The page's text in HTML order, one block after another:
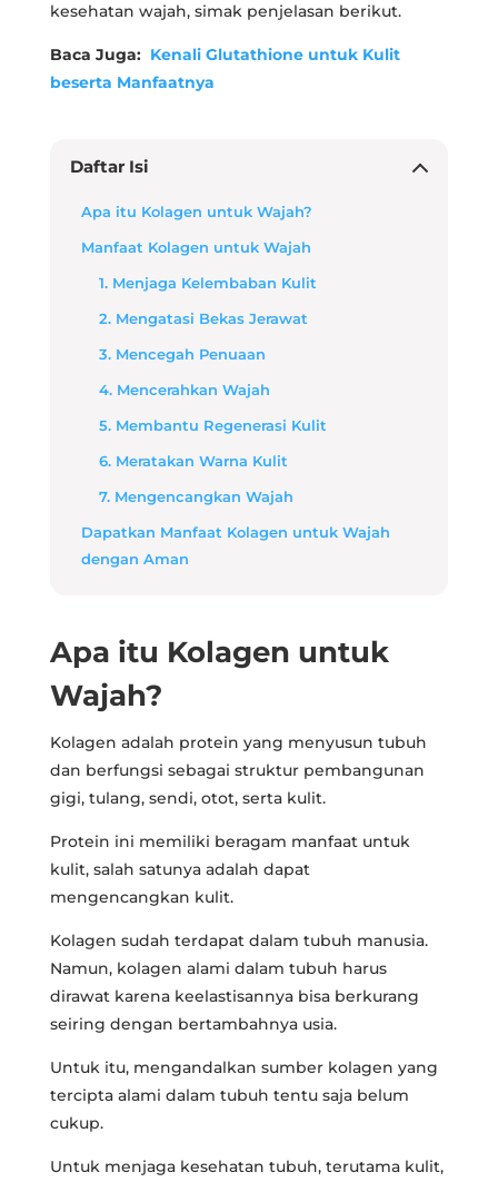
kesehatan wajah, simak penjelasan berikut.
Baca Juga: Kenali Glutathione untuk Kulit
beserta Manfaatnya
Daftar Isi
Apa itu Kolagen untuk Wajah?
Manfaat Kolagen untuk Wajah
1. Menjaga Kelembaban Kulit
2. Mengatasi Bekas Jerawat
3. Mencegah Penuaan
4. Mencerahkan Wajah
5. Membantu Regenerasi Kulit
6. Meratakan Warna Kulit
7. Mengencangkan Wajah
Dapatkan Manfaat Kolagen untuk Wajah
dengan Aman
Apa itu Kolagen untuk
Wajah?
Kolagen adalah protein yang menyusun tubuh
dan berfungsi sebagai struktur pembangunan
gigi, tulang, sendi, otot, serta kulit.
Protein ini memiliki beragam manfaat untuk
kulit, salah satunya adalah dapat
mengencangkan kulit.
Kolagen sudah terdapat dalam tubuh manusia.
Namun, kolagen alami dalam tubuh harus
dirawat karena keelastisannya bisa berkurang
seiring dengan bertambahnya usia.
Untuk itu, mengandalkan sumber kolagen yang
tercipta alami dalam tubuh tentu saja belum
cukup.
Untuk menjaga kesehatan tubuh, terutama kulit,